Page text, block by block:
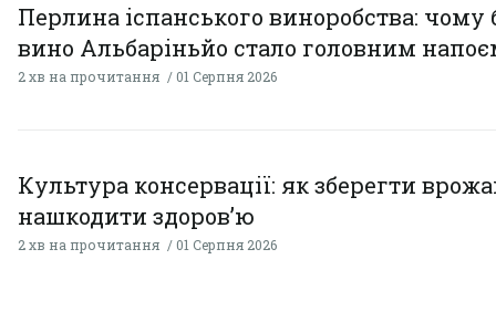
Перлина іспанського виноробства: чому
вино Альбаріньйо стало головним
2 хв на прочитання 01 Серпня 2026
Культура консервації: як зберегти
нашкодити здоров’ю
2 хв на прочитання 01 Серпня 2026